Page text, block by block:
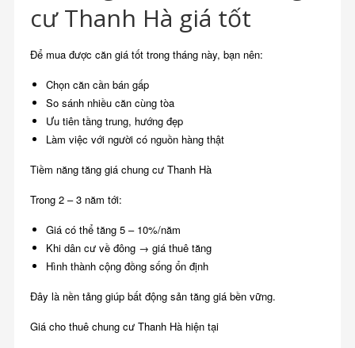
cư Thanh Hà giá tốt
Để mua được căn giá tốt trong tháng này, bạn nên:
Chọn căn cần bán gấp
So sánh nhiều căn cùng tòa
Ưu tiên tầng trung, hướng đẹp
Làm việc với người có nguồn hàng thật
Tiềm năng tăng giá chung cư Thanh Hà
Trong 2 – 3 năm tới:
Giá có thể tăng 5 – 10%/năm
Khi dân cư về đông → giá thuê tăng
Hình thành cộng đồng sống ổn định
Đây là nền tảng giúp bất động sản tăng giá bền vững.
Giá cho thuê chung cư Thanh Hà hiện tại